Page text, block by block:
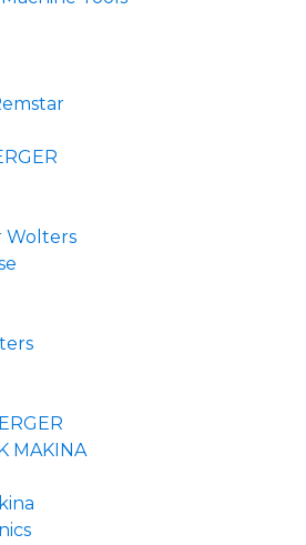
Wolters
MAKINA